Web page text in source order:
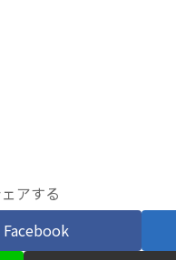
アする
Facebook